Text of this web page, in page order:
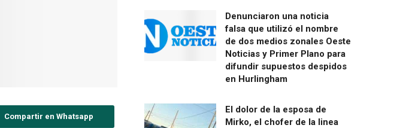
Compartir en Whatsapp
Denunciaron una noticia
falsa que utilizó el nombre
de dos medios zonales Oeste
Noticias y Primer Plano para
difundir supuestos despidos
en Hurlingham
El dolor de la esposa de
Mirko, el chofer de la linea